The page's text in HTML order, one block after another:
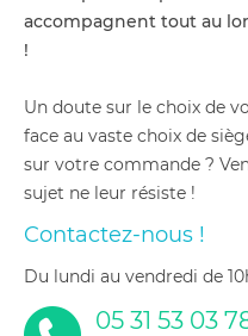
accompagnent tout au
!
Un doute sur le choix de
face au vaste choix de
sur votre commande ?
sujet ne leur résiste !
Contactez-nous !
du lundi au vendredi de
05 31 53 03